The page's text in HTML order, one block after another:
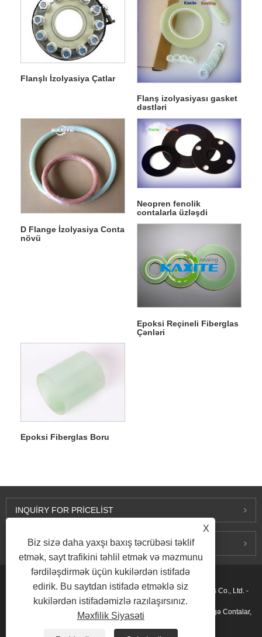
Flanşlı İzolyasiya Çatlar
Flanş izolyasiyası gasket
dəstləri
D Flange İzolyasiya Conta
növü
Neopren fenolik
contalarla üzləşdi
Epoksi Reçineli Fiberglas
Çənləri
Epoksi Fiberglas Boru
INQUIRY FOR PRICELIST
BIZIMLƏ ƏLAQƏ SAXLAYIN
Müəlliflik hüququ © 2015-2026 Ningbo Kaxite Sealing Materials Co., Ltd. -
Spiral Yara Contaları, Genişləndirilmiş Qrafit Contalar, Halqa Birgə Contalar,
PTFE Contalar - Bütün Hüquqlar Qorunur.
X
Biz sizə daha yaxşı baxış təcrübəsi təklif
etmək, sayt trafikini təhlil etmək və məzmunu
fərdiləşdirmək üçün kukilərdən istifadə
edirik. Bu saytdan istifadə etməklə siz
kukilərdən istifadəmizlə razılaşırsınız.
Məxfilik Siyasəti